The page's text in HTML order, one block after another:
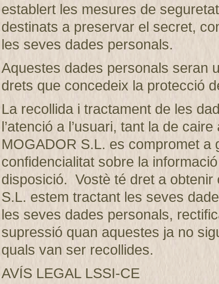
establert les mesures de
destinats a preservar el secret,
les seves dades personals.
Aquestes dades personals seran
drets que concedeix la protecció
La recollida i tractament de les
l’atenció a l’usuari, tant la de
MOGADOR S.L. es compromet
confidencialitat sobre la
disposició. Vostè té dret a
S.L. estem tractant les seves
les seves dades personals,
supressió quan aquestes ja no
quals van ser recollides.
AVÍS LEGAL LSSI-CE